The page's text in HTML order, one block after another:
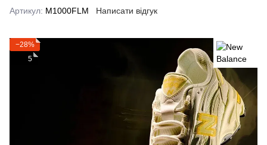
Артикул: M1000FLM Написати відгук
−28%
5